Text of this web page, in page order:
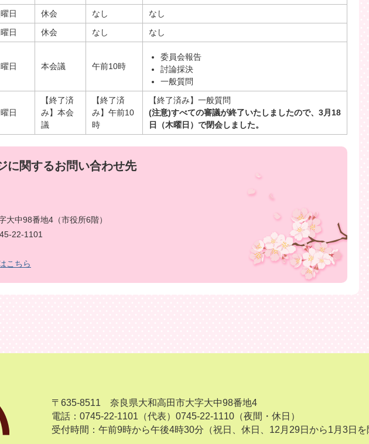
日 休会 なし
なし
日 休会 なし なし
日 本会議 午前10時
委員会報告
討論採決
一般質問
日
【終了済
み】本会
議
【終了済
み】午前10
時
【終了済み】一般質問
(注意)すべての審議が終了いたしましたので、3月18
日（木曜日）で閉会しました。
に関するお問い合わせ先
大中98番地4（市役所6階）
22-1101
こちら
〒635-8511 奈良県大和高田市大字大中98番地4
電話：0745-22-1101（代表） 0745-22-1110（夜間・休日）
受付時間：午前9時から午後4時30分（祝日、休日、12月29日から1月3日を